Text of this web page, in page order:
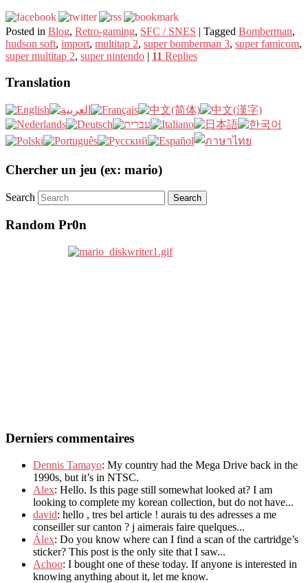
Posted in Blog, Retro-gaming, SFC / SNES | Tagged Bomberman,
hudson soft, import, multitap 2, super bomberman 3, super famicom,
super multitap 2, super nintendo | 11 Replies
Translation
Chercher un jeu (ex: mario)
Search
Random Pr0n
Derniers commentaires
Dennis Tamayo: My country had the Mega Drive back in the
1990s, but it’s in NTSC.
Alex: Hello. Is this page still somewhat looked at? I am
looking to complete my korean collection, but do not have...
david: hello , tres bel article ! aurais tu des adresses a me
conseiller sur canton ? j aimerais faire quelques...
Álex: Do you know where can I find a scan of the cartridge’s
sticker? This post is the only site that I saw...
Achoo: I bought one of these today. If anyone is interested in
knowing anything about it, let me know.